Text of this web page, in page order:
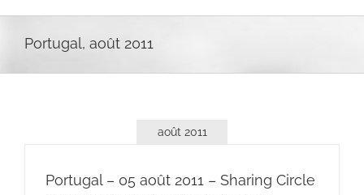
Portugal, août 2011
août 2011
Portugal – 05 août 2011 – Sharing Circle